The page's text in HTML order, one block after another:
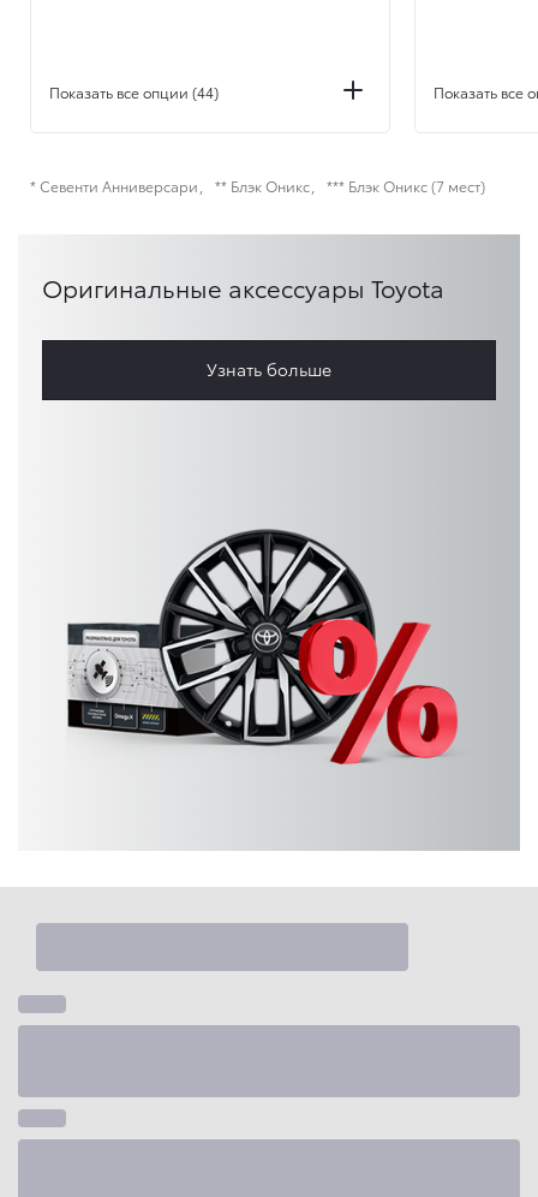
Показать все опции (44) Показать все
* Севенти Анниверсари ** Блэк Оникс *** Блэк Оникс (7 мест)
Оригинальные аксессуары Toyota
Узнать больше